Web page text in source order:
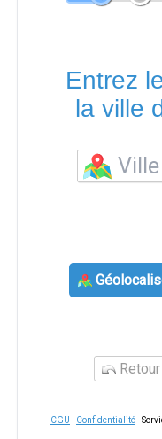
Entrez
la ville
CGU - Confidentialité-